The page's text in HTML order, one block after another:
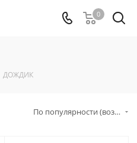
0
ДОЖДИК
По популярности (возрастание)